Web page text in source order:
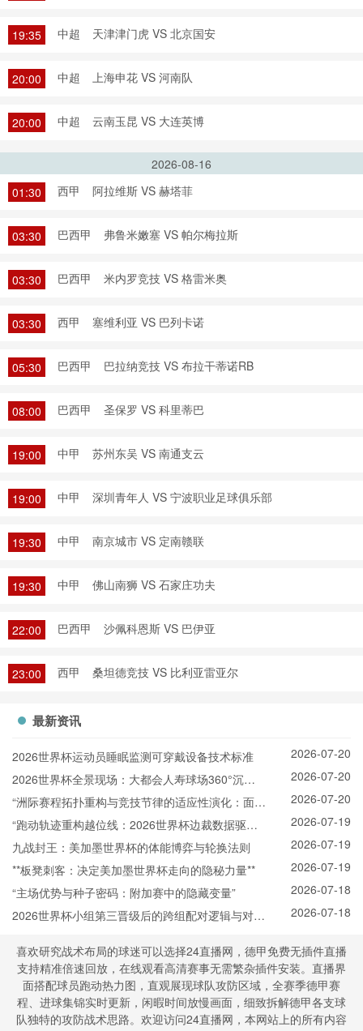
19:35 中超 天津津门虎 VS 北京国安
20:00 中超 上海申花 VS 河南队
20:00 中超 云南玉昆 VS 大连英博
2026-08-16
01:30
西甲 阿拉维斯 VS 赫塔菲
03:30 巴西甲 弗鲁米嫩塞 VS 帕尔梅拉斯
03:30 巴西甲 米内罗竞技 VS 格雷米奥
03:30 西甲 塞维利亚 VS 巴列卡诺
05:30 巴西甲 巴拉纳竞技 VS 布拉干蒂诺RB
08:00 巴西甲 圣保罗 VS 科里蒂巴
19:00 中甲 苏州东吴 VS 南通支云
19:00 中甲 深圳青年人 VS 宁波职业足球俱乐部
19:30 中甲 南京城市 VS 定南赣联
19:30 中甲 佛山南狮 VS 石家庄功夫
22:00 巴西甲 沙佩科恩斯 VS 巴伊亚
23:00 西甲 桑坦德竞技 VS 比利亚雷亚尔
最新资讯
2026世界杯运动员睡眠监测可穿戴设备技术标准
2026-07-20
2026世界杯全景现场：大都会人寿球场360°沉浸
观赛实录
2026-07-20
“洲际赛程拓扑重构与竞技节律的适应性演化：面向
2026世界杯的备战体系升级路径”
2026-07-20
“跑动轨迹重构越位线：2026世界杯边裁数据驱动
的规则进化”
2026-07-19
九战封王：美加墨世界杯的体能博弈与轮换法则
2026-07-19
**板凳刺客：决定美加墨世界杯走向的隐秘力量**
2026-07-19
“主场优势与种子密码：附加赛中的隐藏变量”
2026-07-18
2026世界杯小组第三晋级后的跨组配对逻辑与对阵
2026-07-18
喜欢研究战术布局的球迷可以选择24直播网，德甲免费无插件直播
支持精准倍速回放，在线观看高清赛事无需繁杂插件安装。直播界
面搭配球员跑动热力图，直观展现球队攻防区域，全赛季德甲赛
程、进球集锦实时更新，闲暇时间放慢画面，细致拆解德甲各支球
队独特的攻防战术思路。欢迎访问24直播网，本网站上的所有内容